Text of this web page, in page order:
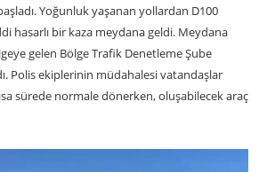
Yoğunluk yaşanan yollardan D100
hasarlı bir kaza meydana geldi. Meydana
gelen Bölge Trafik Denetleme Şube
Polis ekiplerinin müdahalesi vatandaşlar
sürede normale dönerken, oluşabilecek araç